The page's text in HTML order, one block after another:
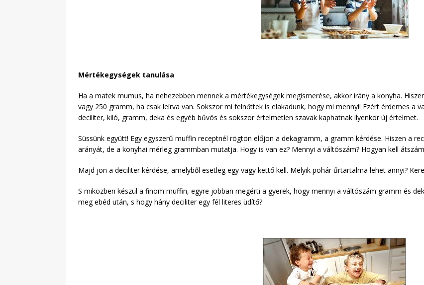
Mértékegységek tanulása
Ha a matek mumus, ha nehezebben mennek a mértékegységek megismerése, akkor irány a konyha.
vagy 250 gramm, ha csak leírva van. Sokszor mi felnőttek is elakadunk, hogy mi mennyi! Ezért érdemes a
deciliter, kiló, gramm, deka és egyéb bűvös és sokszor értelmetlen szavak kaphatnak ilyenkor új értelmet.
Süssünk együtt! Egy egyszerű muffin receptnél rögtön előjön a dekagramm, a gramm kérdése. Hiszen a
arányát, de a konyhai mérleg grammban mutatja. Hogy is van ez? Mennyi a váltószám? Hogyan kell
Majd jön a deciliter kérdése, amelyből esetleg egy vagy kettő kell. Melyik pohár űrtartalma lehet annyi?
S miközben készül a finom muffin, egyre jobban megérti a gyerek, hogy mennyi a váltószám gramm és
meg ebéd után, s hogy hány deciliter egy fél literes üdítő?